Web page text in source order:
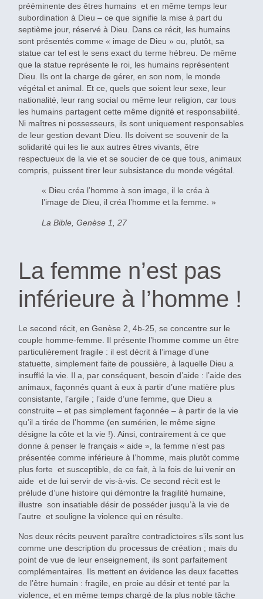
prééminente des êtres humains et en même temps leur
subordination à Dieu – ce que signifie la mise à part du
septième jour, réservé à Dieu. Dans ce récit, les humains
sont présentés comme « image de Dieu » ou, plutôt, sa
statue car tel est le sens exact du terme hébreu. De même
que la statue représente le roi, les humains représentent
Dieu. Ils ont la charge de gérer, en son nom, le monde
végétal et animal. Et ce, quels que soient leur sexe, leur
nationalité, leur rang social ou même leur religion, car tous
les humains partagent cette même dignité et responsabilité.
Ni maîtres ni possesseurs, ils sont uniquement responsables
de leur gestion devant Dieu. Ils doivent se souvenir de la
solidarité qui les lie aux autres êtres vivants, être
respectueux de la vie et se soucier de ce que tous, animaux
compris, puissent tirer leur subsistance du monde végétal.
« Dieu créa l’homme à son image, il le créa à
l’image de Dieu, il créa l’homme et la femme. »
La Bible, Genèse 1, 27
La femme n’est pas
inférieure à l’homme !
Le second récit, en Genèse 2, 4b-25, se concentre sur le
couple homme-femme. Il présente l’homme comme un être
particulièrement fragile : il est décrit à l’image d’une
statuette, simplement faite de poussière, à laquelle Dieu a
insufflé la vie. Il a, par conséquent, besoin d’aide : l’aide des
animaux, façonnés quant à eux à partir d’une matière plus
consistante, l’argile ; l’aide d’une femme, que Dieu a
construite – et pas simplement façonnée – à partir de la vie
qu’il a tirée de l’homme (en sumérien, le même signe
désigne la côte et la vie !). Ainsi, contrairement à ce que
donne à penser le français « aide », la femme n’est pas
présentée comme inférieure à l’homme, mais plutôt comme
plus forte et susceptible, de ce fait, à la fois de lui venir en
aide et de lui servir de vis-à-vis. Ce second récit est le
prélude d’une histoire qui démontre la fragilité humaine,
illustre son insatiable désir de posséder jusqu’à la vie de
l’autre et souligne la violence qui en résulte.
Nos deux récits peuvent paraître contradictoires s’ils sont lus
comme une description du processus de création ; mais du
point de vue de leur enseignement, ils sont parfaitement
complémentaires. Ils mettent en évidence les deux facettes
de l’être humain : fragile, en proie au désir et tenté par la
violence, et en même temps chargé de la plus noble tâche